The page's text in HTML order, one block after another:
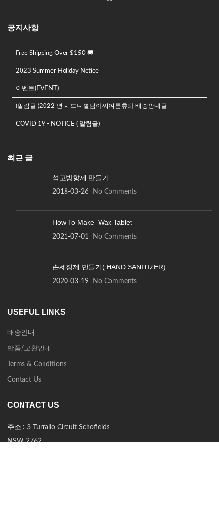
**
공지사항
Free Shipping Over $150 🚚
2023 Summer Holiday Notice
이벤트(EVENT)
(알림글 )2022 년 시드니별님아씨여름휴와 배송안내글
COVID 19 - NOTICE ( 알림글)
최근 글
석고방향제 만들기
2018-03-26 No Comments
How To Make–Wax Tablet
2021-07-01 No Comments
손세정제 만들기( HAND SANITIZER)
2020-03-19 No Comments
USEFUL LINKS
배송안내
반품/교환안내
Terms & Conditions
Contact Us
CONTACT US
주소 : 3 Turrallo Circuit Schofields
NSW 2762